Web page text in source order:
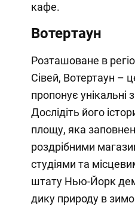
кафе.
Вотертаун
Розташоване в
Сівей, Вотертаун –
пропонує унікальні
Дослідіть його
площу, яка
роздрібними
студіями та
штату Нью-Йорк
дику природу в